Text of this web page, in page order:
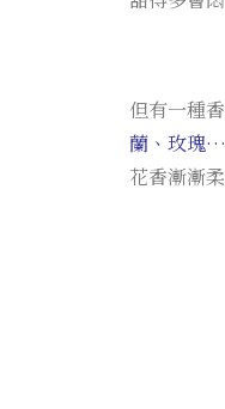
但有一種
蘭、玫瑰
花香漸漸